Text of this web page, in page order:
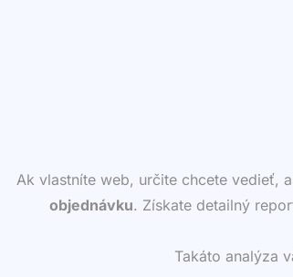
Ak vlastníte web, určite chcete vedieť,
objednávku. Získate detailný
Takáto analýza